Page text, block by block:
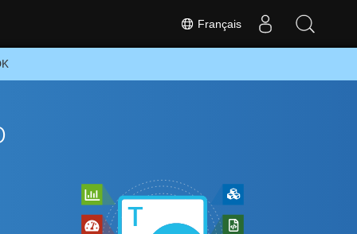
Français